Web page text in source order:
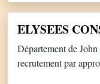
cadres dirigeants par
ressources
ELYSEES
Département de
recrutement par